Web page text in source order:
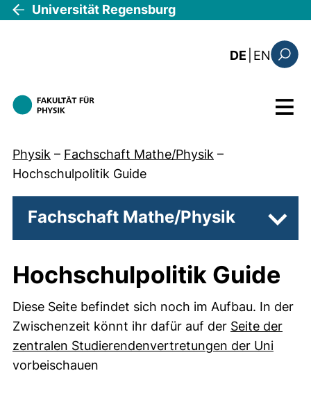
Direkt zum Inhalt
Universität Regensburg
DE EN: the
Menü
Physik – Fachschaft Mathe/Physik –
Hochschulpolitik Guide
Fachschaft Mathe/Physik
Hochschulpolitik Guide
Diese Seite befindet sich noch im Aufbau. In der
Zwischenzeit könnt ihr dafür auf der Seite der
zentralen Studierendenvertretungen der Uni
vorbeischauen